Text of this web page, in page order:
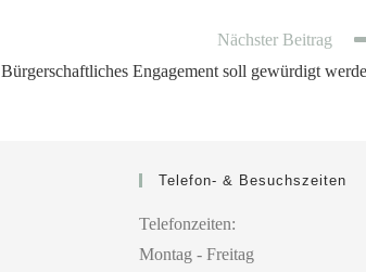
Nächster Beitrag
Bürgerschaftliches Engagement soll gewürdigt
Telefon- & Besuchszeiten
Telefonzeiten:
Montag - Freitag